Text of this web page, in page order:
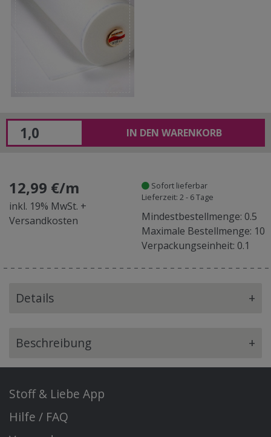
IN DEN WARENKORB
12,99 €/m
inkl. 19% MwSt. +
Versandkosten
Sofort lieferbar
Lieferzeit: 2 - 6 Tage
Mindestbestellmenge: 0.5
Maximale Bestellmenge: 10
Verpackungseinheit: 0.1
Details +
Beschreibung +
Stoff & Liebe App
Hilfe / FAQ